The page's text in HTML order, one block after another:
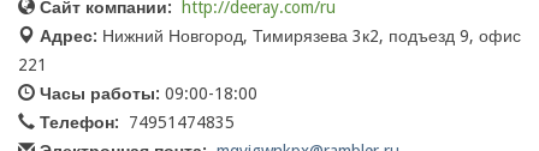
Сайт компании:
http://deeray.com/ru
Адрес: Нижний Новгород, Тимирязева 3к2, подъезд 9, офис
221
Часы работы: 09:00-18:00
Телефон:
74951474835